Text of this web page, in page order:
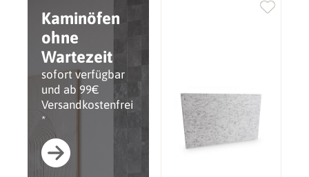
Kaminöfen
ohne
Wartezeit
sofort verfügbar
und ab 99€
Versandkostenfrei
*